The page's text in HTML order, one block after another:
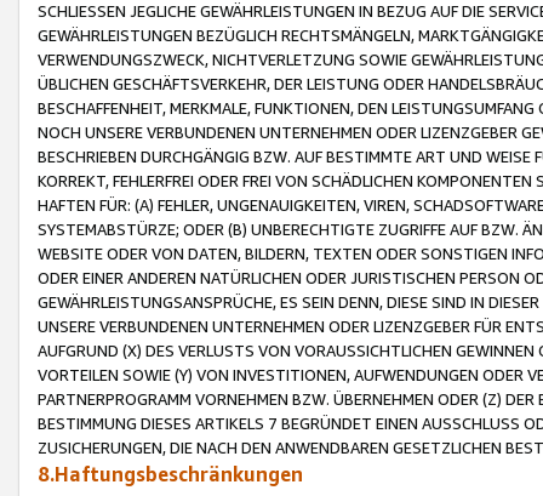
SCHLIESSEN JEGLICHE GEWÄHRLEISTUNGEN IN BEZUG AUF DIE
GEWÄHRLEISTUNGEN BEZÜGLICH RECHTSMÄNGELN,
VERWENDUNGSZWECK, NICHTVERLETZUNG SOWIE
ÜBLICHEN GESCHÄFTSVERKEHR, DER LEISTUNG ODER
BESCHAFFENHEIT, MERKMALE, FUNKTIONEN, DEN
NOCH UNSERE VERBUNDENEN UNTERNEHMEN ODER LIZENZGEBER
BESCHRIEBEN DURCHGÄNGIG BZW. AUF BESTIMMTE ART UND
KORREKT, FEHLERFREI ODER FREI VON SCHÄDLICHEN
HAFTEN FÜR: (A) FEHLER, UNGENAUIGKEITEN, VIREN,
SYSTEMABSTÜRZE; ODER (B) UNBERECHTIGTE ZUGRIFFE AUF BZW.
WEBSITE ODER VON DATEN, BILDERN, TEXTEN ODER SONSTIGEN
ODER EINER ANDEREN NATÜRLICHEN ODER JURISTISCHEN PERSON
GEWÄHRLEISTUNGSANSPRÜCHE, ES SEIN DENN, DIESE SIND IN
UNSERE VERBUNDENEN UNTERNEHMEN ODER LIZENZGEBER FÜR
AUFGRUND (X) DES VERLUSTS VON VORAUSSICHTLICHEN
VORTEILEN SOWIE (Y) VON INVESTITIONEN, AUFWENDUNGEN ODER
PARTNERPROGRAMM VORNEHMEN BZW. ÜBERNEHMEN ODER (Z)
BESTIMMUNG DIESES ARTIKELS 7 BEGRÜNDET EINEN AUSSCHLUSS
ZUSICHERUNGEN, DIE NACH DEN ANWENDBAREN GESETZLICHEN
8.Haftungsbeschränkungen